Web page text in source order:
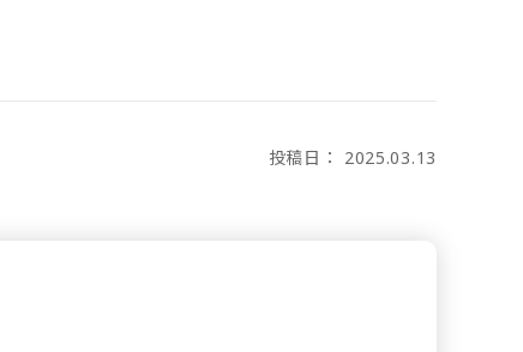
投稿日： 2025.03.13